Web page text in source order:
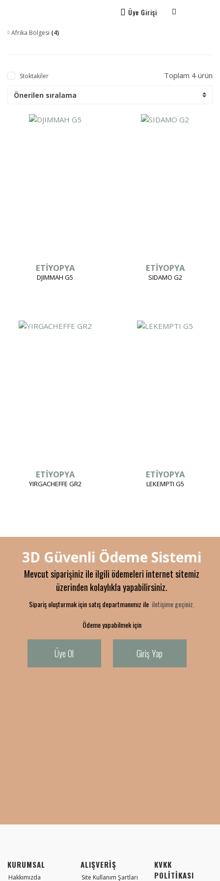
Üye Girişi
Afrika Bölgesi (4)
Stoktakiler Toplam 4 ürün
ETİYOPYA
DJIMMAH G5
ETİYOPYA
SIDAMO G2
ETİYOPYA
YIRGACHEFFE GR2
ETİYOPYA
LEKEMPTI G5
3D Güvenli Ödeme Sistemi
Mevcut siparişiniz ile ilgili ödemeleri internet sitemiz
üzerinden kolaylıkla yapabilirsiniz.
Sipariş oluşturmak için satış departmanımız ile iletişime geçiniz.
Ödeme yapabilmek için
Üye Ol Giriş Yap
KURUMSAL
Hakkımızda
ALIŞVERİŞ
Site Kullanım Şartları
KVKK
POLİTİKASI